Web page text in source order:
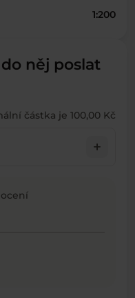
1:200
něj poslat
částka je 100,00 Kč
add